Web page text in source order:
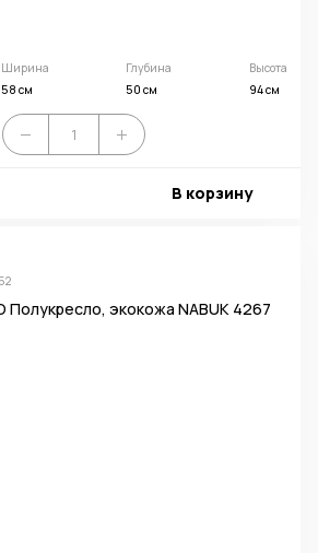
Ширина
58 см
Глубина
50 см
Высота
94 см
В корзину
Полукресло, экокожа NABUK 4267